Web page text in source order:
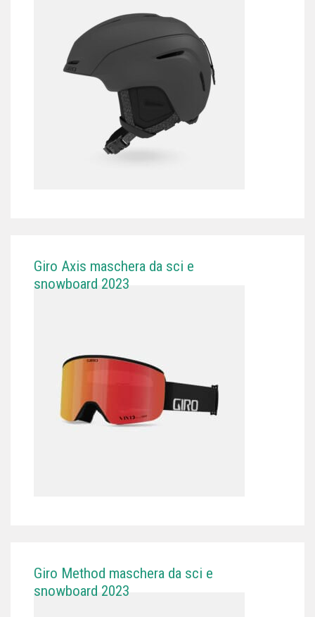
Giro Axis maschera da sci e
snowboard 2023
Giro Method maschera da sci e
snowboard 2023